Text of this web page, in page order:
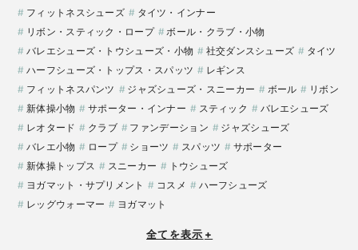
フィットネスシューズ
タイツ・インナー
リボン・スティック・ロープ
ボール・クラブ・小物
バレエシューズ・トウシューズ・小物
社交ダンスシューズ
タイツ
ハーフシューズ・トップス・スパッツ
レギンス
フィットネスパンツ
ジャズシューズ・スニーカー ボール
リボン
新体操小物
サポーター・インナー スティック
バレエシューズ
レオタード
クラブ ファンデーション
ジャズシューズ
バレエ小物
ロープ ショーツ スパッツ
サポーター
新体操トップス
スニーカー
トウシューズ
ヨガマット・サプリメント
コスメ
ハーフシューズ
レッグウォーマー
ヨガマット
全てを表示 +